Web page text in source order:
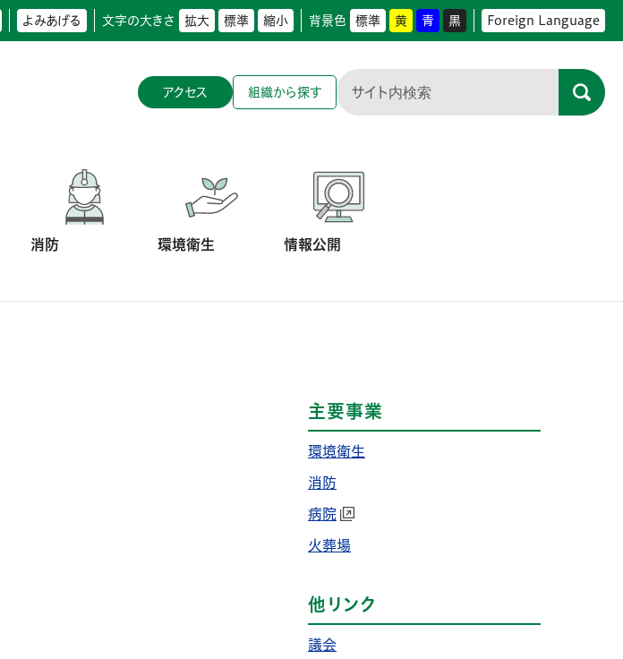
よみあげる 文字の大きさ 拡大 標準 縮小 背景色 標準 黄 青 黒 Foreign Language
アクセス 組織から探す
消防 環境衛生 情報公開
主要事業
環境衛生
消防
病院
火葬場
他リンク
議会